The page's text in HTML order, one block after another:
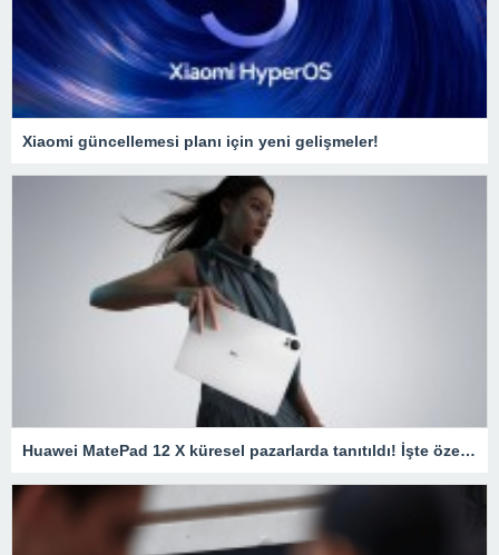
Xiaomi güncellemesi planı için yeni gelişmeler!
Huawei MatePad 12 X küresel pazarlarda tanıtıldı! İşte özellikleri